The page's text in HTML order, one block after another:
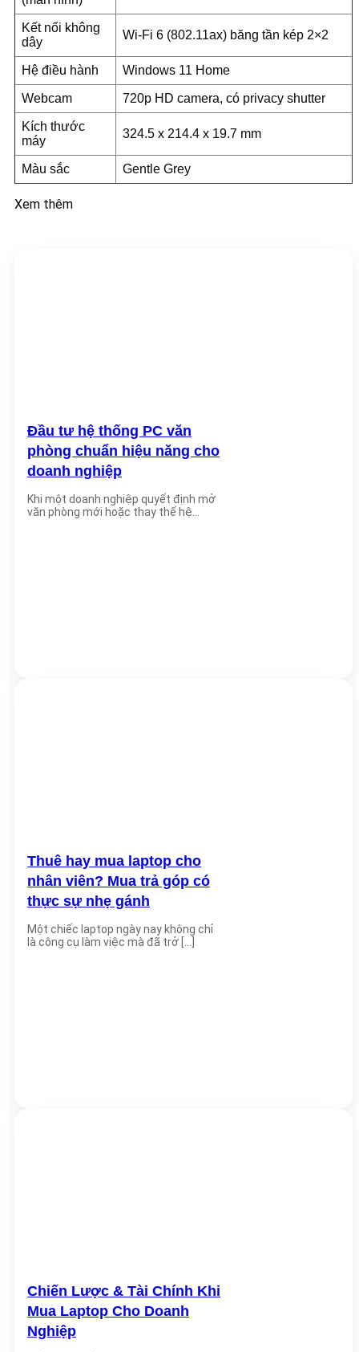
Kết nối không
dây
Wi-Fi 6 (802.11ax) băng tần kép 2×2
Hệ điều hành Windows 11 Home
Webcam 720p HD camera, có privacy shutter
Kích thước
máy
324.5 x 214.4 x 19.7 mm
Màu sắc Gentle Grey
Xem thêm
Đầu tư hệ thống PC văn
phòng chuẩn hiệu năng cho
doanh nghiệp
Khi một doanh nghiệp quyết định mở
văn phòng mới hoặc thay thế hệ
Thuê hay mua laptop cho
nhân viên? Mua trả góp có
thực sự nhẹ gánh
Một chiếc laptop ngày nay không chỉ
là công cụ làm việc mà đã trở [...]
Chiến Lược & Tài Chính Khi
Mua Laptop Cho Doanh
Nghiệp